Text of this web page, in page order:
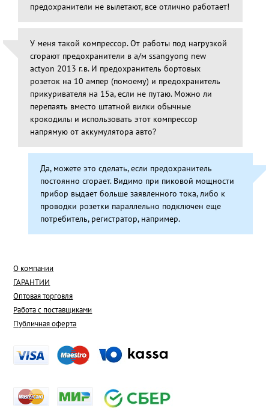
предохранители не вылетают, все отлично работает!
У меня такой компрессор. От работы под нагрузкой
сгорают предохранители в а/м ssangyong new
actyon 2013 г.в. И предохранитель бортовых
розеток на 10 ампер (помоему) и предохранитель
прикуривателя на 15а, если не путаю. Можно ли
перепаять вместо штатной вилки обычные
крокодилы и использовать этот компрессор
напрямую от аккумулятора авто?
Да, можете это сделать, если предохранитель
постоянно сгорает. Видимо при пиковой мощности
прибор выдает больше заявленного тока, либо к
проводки розетки параллельно подключен еще
потребитель, регистратор, например.
О компании
ГАРАНТИИ
Оптовая торговля
Работа с поставщиками
Публичная оферта